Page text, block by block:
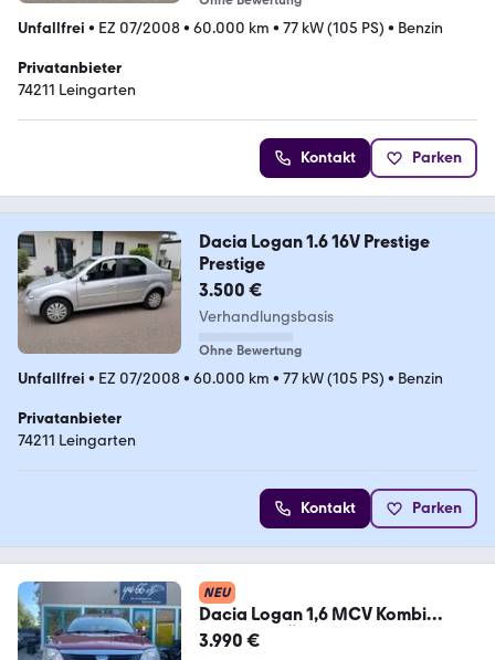
Unfallfrei • EZ 07/2008• 60.000 km • 77 kW (105 PS) • Benzin
Privatanbieter
74211 Leingarten
Kontakt Parken
Dacia Logan 1.6 16V Prestige
Prestige
3.500 €
Verhandlungsbasis
Ohne Bewertung
Unfallfrei • EZ 07/2008• 60.000 km • 77 kW (105 PS) • Benzin
Privatanbieter
74211 Leingarten
Kontakt Parken
NEU
Dacia Logan 1,6 MCV Kombi
Laureate TÜV & SERVICE NEU
3.990 €